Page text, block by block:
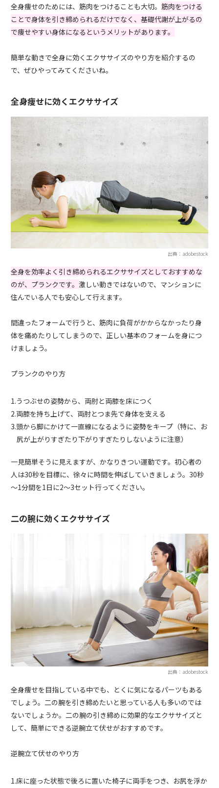
全身痩せのためには、筋肉をつけることも大切。筋肉をつける
ことで身体を引き締められるだけでなく、基礎代謝が上がるの
で痩せやすい身体になるというメリットがあります。
簡単な動きで全身に効くエクササイズのやり方を紹介するの
で、ぜひやってみてくださいね。
全身痩せに効くエクササイズ
出典：adobestock
全身を効率よく引き締められるエクササイズとしておすすめな
のが、プランクです。激しい動きではないので、マンションに
住んでいる人でも安心して行えます。
間違ったフォームで行うと、筋肉に負荷がかからなかったり身
体を痛めたりしてしまうので、正しい基本のフォームを身につ
けましょう。
プランクのやり方
1.うつぶせの姿勢から、両肘と両膝を床につく
2.両膝を持ち上げて、両肘とつま先で身体を支える
3.頭から脚にかけて一直線になるように姿勢をキープ（特に、お
尻が上がりすぎたり下がりすぎたりしないように注意）
一見簡単そうに見えますが、かなりきつい運動です。初心者の
人は30秒を目標に、徐々に時間を伸ばしていきましょう。30秒
～1分間を1日に2～3セット行ってください。
二の腕に効くエクササイズ
出典：adobestock
全身痩せを目指している中でも、とくに気になるパーツもある
でしょう。二の腕を引き締めたいと思っている人も多いのでは
ないでしょうか。二の腕の引き締めに効果的なエクササイズと
して、簡単にできる逆腕立て伏せがおすすめです。
逆腕立て伏せのやり方
1.床に座った状態で後ろに置いた椅子に両手をつき、お尻を浮か